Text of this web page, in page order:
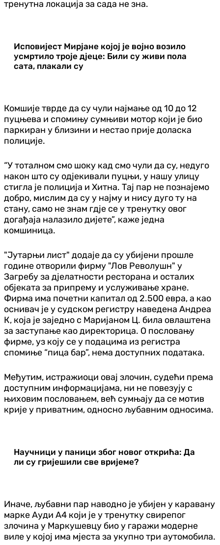
тренутна локација за сада не зна.
Исповијест Мирјане којој је војно возило
усмртило троје дјеце: Били су живи пола
сата, плакали су
Комшије тврде да су чули најмање од 10 до 12
пуцњева и спомињу сумњиви мотор који је био
паркиран у близини и нестао прије доласка
полиције.
“У тоталном смо шоку кад смо чули да су, недуго
након што су одјекивали пуцњи, у нашу улицу
стигла је полиција и Хитна. Тај пар не познајемо
добро, мислим да су у најму и нису дуго ту на
стану, само не знам гдје се у тренутку овог
догађаја налазило дијете”, каже једна
комшиница.
"Јутарњи лист" додаје да су убијени прошле
године отворили фирму "Лов Револушн" у
Загребу за дјелатности ресторана и осталих
објеката за припрему и услуживање хране.
Фирма има почетни капитал од 2.500 евра, а као
оснивач је у судском регистру наведена Андреа
К, која је заједно с Маријаном Ц. била овлаштена
за заступање као директорица. О пословању
фирме, уз коју се у подацима из регистра
спомиње “пица бар”, нема доступних података.
Међутим, истражиоци овај злочин, судећи према
доступним информацијама, ни не повезују с
њиховим пословањем, већ сумњају да се мотив
крије у приватним, односно љубавним односима.
Научници у паници због новог открића: Да
ли су гријешили све вријеме?
Иначе, љубавни пар наводно је убијен у каравану
марке Ауди А4 који је у тренутку свирепог
злочина у Маркушевцу био у гаражи модерне
виле у којој има мјеста за укупно три аутомобила.